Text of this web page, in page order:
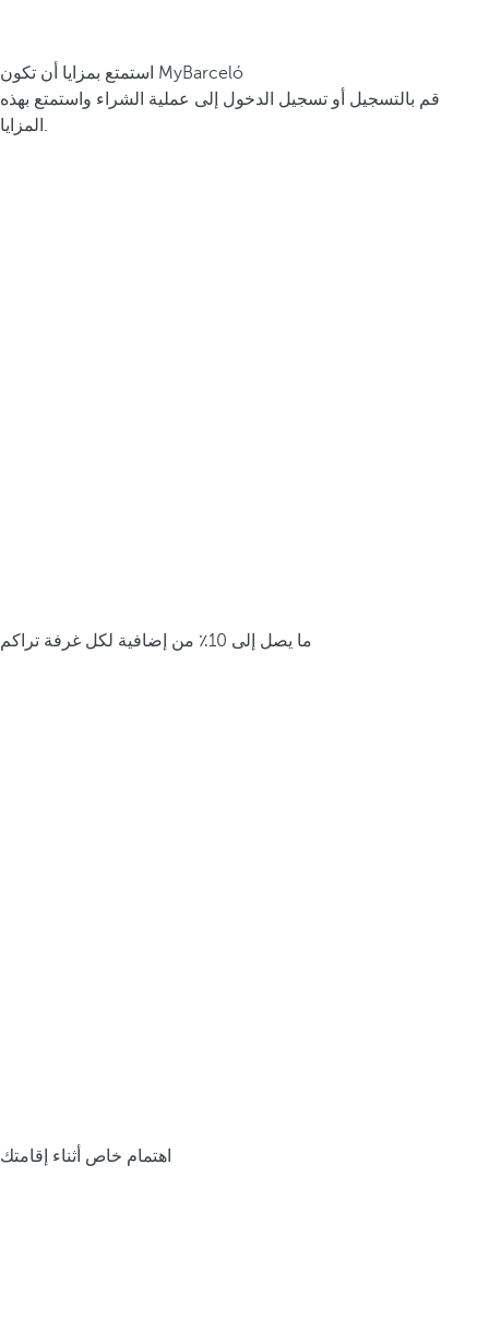
استمتع بمزايا أن تكون MyBarceló
قم بالتسجيل أو تسجيل الدخول إلى عملية الشراء واستمتع بهذه
المزايا.
ما يصل إلى 10٪ من إضافية لكل غرفة تراكم
اهتمام خاص أثناء إقامتك